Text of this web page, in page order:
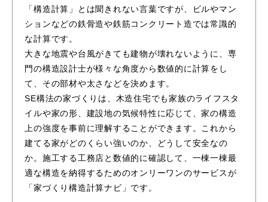
「構造計算」とは聞きれない言葉ですが、ビルやマン
ションなどの鉄骨造や鉄筋コンクリート造では常識的
な計算です。
大きな地震や台風がきても建物が壊れないように、専
門の構造設計士が様々な角度から数値的に計算をし
て、その部材や太さなどを決めます。
SE構法の家づくりは、木造住宅でも家族のライフスタ
イルや家の形、建設地の気候特性に応じて、家の構造
上の強度を事前に理解することができます。これから
建てる家がどのくらい強いのか、どうして安全なの
か。施工する工務店と数値的に確認して、一棟一棟最
適な構造を納得するためのオンリーワンのサービスが
「家づくり構造計算ナビ」です。